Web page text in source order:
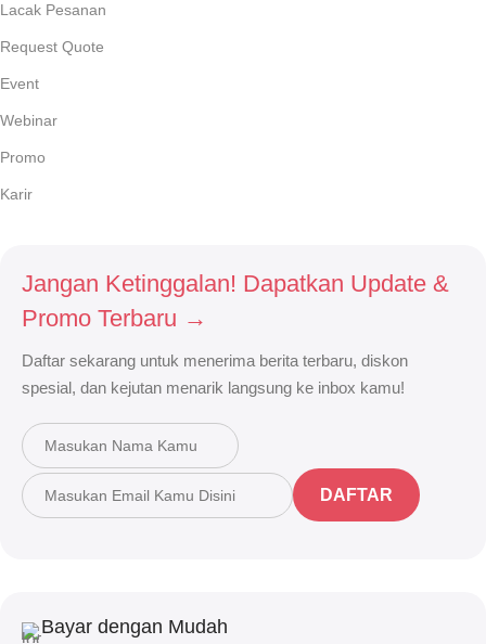
Lacak Pesanan
Request Quote
Event
Webinar
Promo
Karir
Jangan Ketinggalan! Dapatkan Update &
Promo Terbaru →
Daftar sekarang untuk menerima berita terbaru, diskon
spesial, dan kejutan menarik langsung ke inbox kamu!
DAFTAR
Bayar dengan Mudah